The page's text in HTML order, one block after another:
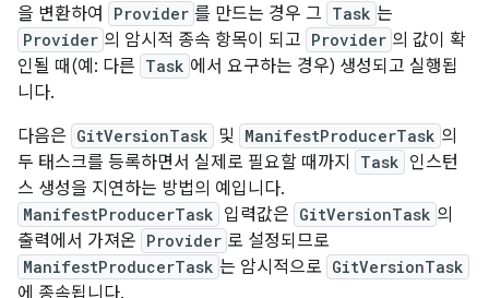
을 변환하여
Provider 를 만드는 경우 그 Task 는
Provider 의 암시적 종속 항목이 되고 Provider 의 값이 확
인될 때(예: 다른 Task 에서 요구하는 경우) 생성되고 실행됩
니다.
다음은 GitVersionTask 및 ManifestProducerTask 의
두 태스크를 등록하면서 실제로 필요할 때까지
Task 인스턴
스 생성을 지연하는 방법의 예입니다.
ManifestProducerTask 입력값은 GitVersionTask 의
출력에서 가져온 Provider 로 설정되므로
ManifestProducerTask 는 암시적으로 GitVersionTask
에 종속됩니다.